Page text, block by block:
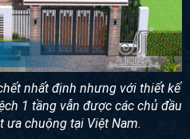
nhất định nhưng với thiết kế
1 tầng vẫn được các chủ đầu
ưa chuộng tại Việt Nam.